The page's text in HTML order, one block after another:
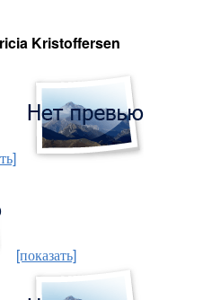
Kristoffersen
[показать]